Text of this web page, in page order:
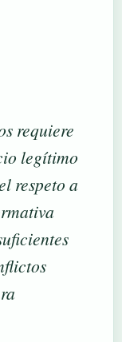
requiere
legítimo
respeto a